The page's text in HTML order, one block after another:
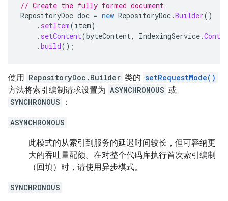
// Create the fully formed document
RepositoryDoc doc = new RepositoryDoc.Builder()
. setItem(item)
. setContent(byteContent, IndexingService.
.build();
使用 RepositoryDoc.Builder 类的 setRequestMode()
方法将索引编制请求设置为 ASYNCHRONOUS 或
SYNCHRONOUS
：
ASYNCHRONOUS
此模式的从索引到服务的延迟时间较长，但可容纳更
大的吞吐量配额。在对整个代码库执行首次索引编制
（回填）时，请使用异步模式。
SYNCHRONOUS